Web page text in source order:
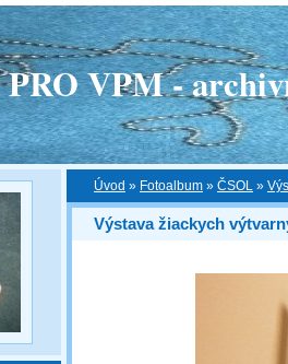
VPM -
Úvod » Fotoalbum » ČSOL »
Výstava žiackych